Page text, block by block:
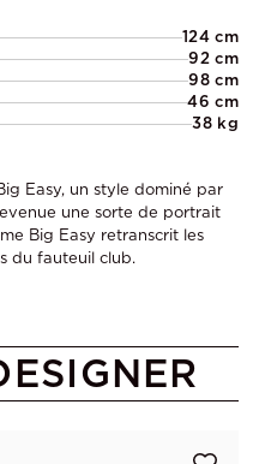
124 cm
92 cm
98 cm
46 cm
38 kg
Easy, un style dominé par
une sorte de portrait
Big Easy retranscrit les
du fauteuil club.